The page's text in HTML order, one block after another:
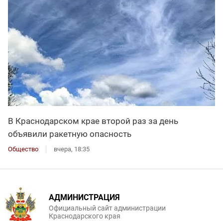
В Краснодарском крае второй раз за день
объявили ракетную опасность
Общество вчера, 18:35
АДМИНИСТРАЦИЯ
Официальный сайт администрации
Краснодарского края